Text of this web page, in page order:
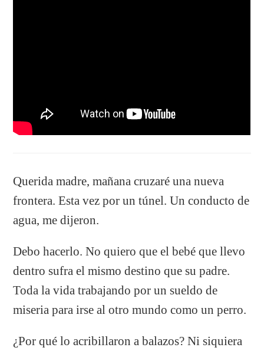
Querida madre, mañana cruzaré una nueva
frontera. Esta vez por un túnel. Un conducto de
agua, me dijeron.
Debo hacerlo. No quiero que el bebé que llevo
dentro sufra el mismo destino que su padre.
Toda la vida trabajando por un sueldo de
miseria para irse al otro mundo como un perro.
¿Por qué lo acribillaron a balazos? Ni siquiera